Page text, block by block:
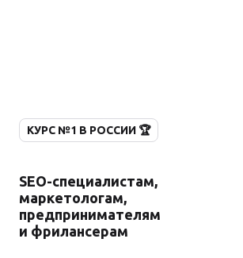
КУРС №1 В РОССИИ 🏆
SEO-специалистам,
маркетологам,
предпринимателям
и фрилансерам